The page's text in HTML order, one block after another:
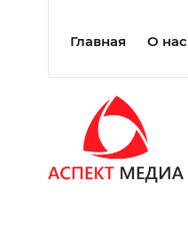
Главная О нас